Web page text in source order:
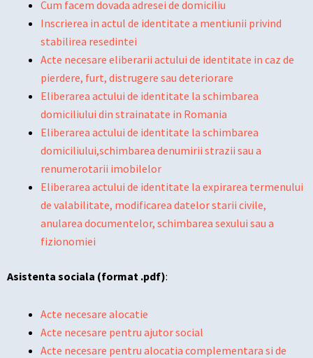
Cum facem dovada adresei de domiciliu
Inscrierea in actul de identitate a mentiunii privind
stabilirea resedintei
Acte necesare eliberarii actului de identitate in caz de
pierdere, furt, distrugere sau deteriorare
Eliberarea actului de identitate la schimbarea
domiciliului din strainatate in Romania
Eliberarea actului de identitate la schimbarea
domiciliului,schimbarea denumirii strazii sau a
renumerotarii imobilelor
Eliberarea actului de identitate la expirarea termenului
de valabilitate, modificarea datelor starii civile,
anularea documentelor, schimbarea sexului sau a
fizionomiei
Asistenta sociala (format .pdf):
Acte necesare alocatie
Acte necesare pentru ajutor social
Acte necesare pentru alocatia complementara si de